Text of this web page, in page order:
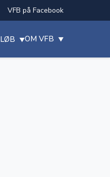
VFB på Facebook
LØB OM VFB